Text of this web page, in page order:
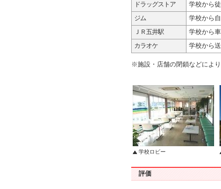
ドラッグストア
学校から
ジム
学校から
ＪＲ五井駅
学校から
カラオケ
学校から
※施設・店舗の閉鎖などによ
学校ロビー
評価